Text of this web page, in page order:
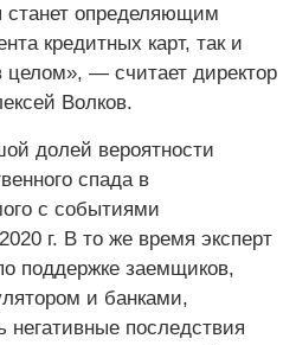
станет определяющим
кредитных карт, так и
целом», — считает директор
Волков.
долей вероятности
спада в
с событиями
г. В то же время эксперт
поддержке заемщиков,
и банками,
негативные последствия